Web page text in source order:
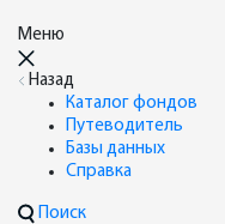
Меню
Назад
Каталог фондов
Путеводитель
Базы данных
Справка
Поиск